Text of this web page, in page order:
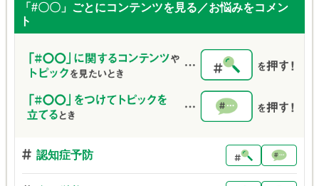
「#〇〇」ごとにコンテンツを見る／お悩みをコメン
ト
認知症予防